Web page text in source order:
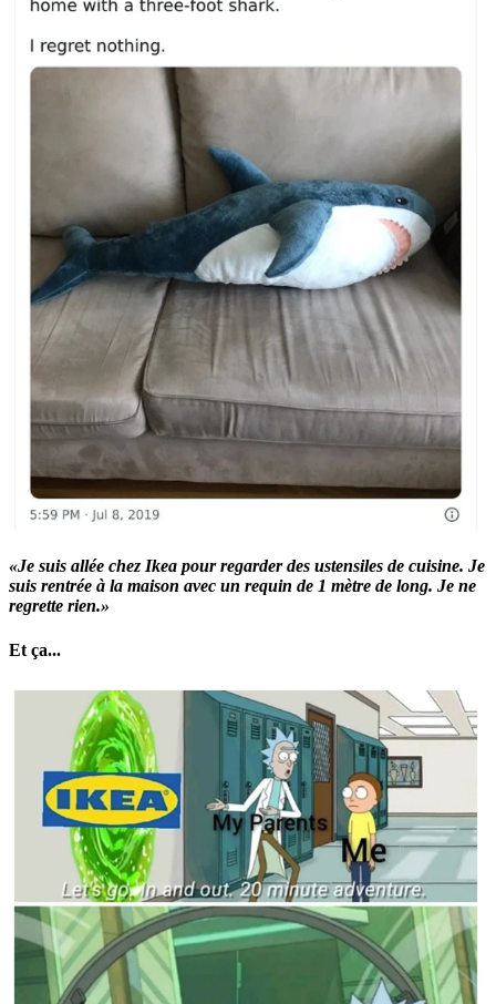
«Je suis allée chez Ikea pour regarder des ustensiles de cuisine. Je
suis rentrée à la maison avec un requin de 1 mètre de long. Je ne
regrette rien.»
Et ça...